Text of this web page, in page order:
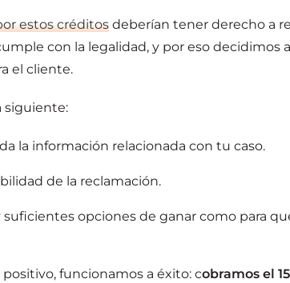
estos créditos deberían tener derecho a
con la legalidad, y por eso decidimos
el cliente.
siguiente:
la información relacionada con tu caso.
de la reclamación.
opciones de ganar como para
positivo, funcionamos a éxito: cobramos el